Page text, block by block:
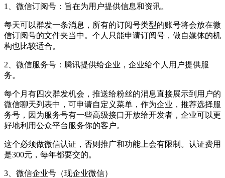
1、微信订阅号：旨在为用户提供信息和资讯。
每天可以群发一条消息，所有的订阅号类型的账号将会放在微
信订阅号的文件夹当中。个人只能申请订阅号，做自媒体的机
构也比较适合。
2、微信服务号：腾讯提供给企业，企业给个人用户提供服
务。
每个月有四次群发机会，推送给粉丝的消息直接展示到用户的
微信聊天列表中，可申请自定义菜单，作为企业，推荐选择服
务号，因为服务号有一些高级接口开放给开发者，企业可以更
好地利用公众平台服务你的客户。
这个必须做微信认证，否则推广和功能上会有限制。认证费用
是300元，每年都要交的。
3、微信企业号（现企业微信）